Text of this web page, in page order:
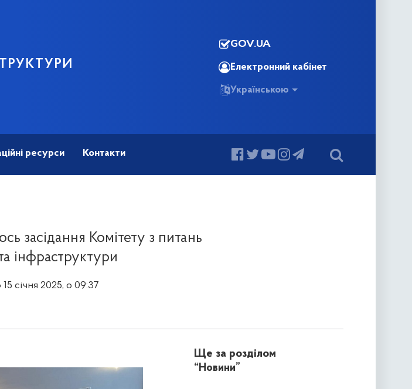
GOV.UA
Електронний кабінет
Українською
ресурси Контакти
засідання Комітету з питань
інфраструктури
січня 2025, о 09:37
Ще за розділом
“Новини”